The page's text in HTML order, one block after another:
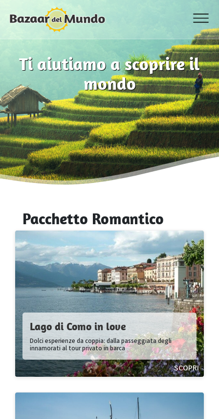
Ti aiutiamo a scoprire il
mondo
Pacchetto Romantico
Lago di Como in love
Dolci esperienze da coppia: dalla passeggiata degli
innamorati al tour privato in barca
SCOPRI